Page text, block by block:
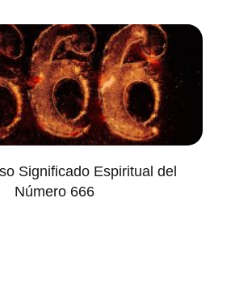
Significado Espiritual del
Número 666